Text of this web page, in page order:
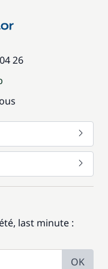
26
last minute :
OK